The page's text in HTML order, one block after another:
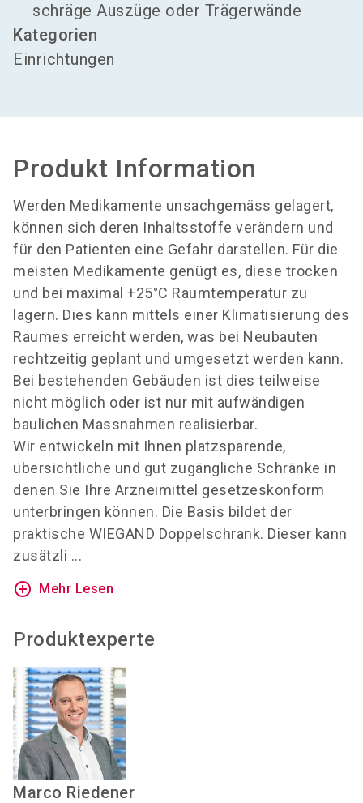
schräge Auszüge oder Trägerwände
Kategorien
Einrichtungen
Produkt Information
Werden Medikamente unsachgemäss gelagert,
können sich deren Inhaltsstoffe verändern und
für den Patienten eine Gefahr darstellen. Für die
meisten Medikamente genügt es, diese trocken
und bei maximal +25°C Raumtemperatur zu
lagern. Dies kann mittels einer Klimatisierung des
Raumes erreicht werden, was bei Neubauten
rechtzeitig geplant und umgesetzt werden kann.
Bei bestehenden Gebäuden ist dies teilweise
nicht möglich oder ist nur mit aufwändigen
baulichen Massnahmen realisierbar.
Wir entwickeln mit Ihnen platzsparende,
übersichtliche und gut zugängliche Schränke in
denen Sie Ihre Arzneimittel gesetzeskonform
unterbringen können. Die Basis bildet der
praktische WIEGAND Doppelschrank. Dieser kann
zusätzli ...
add_circle_outline Mehr Lesen
Produktexperte
Marco Riedener